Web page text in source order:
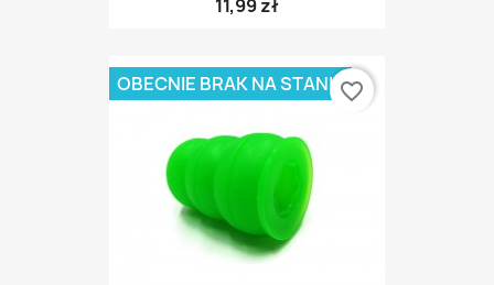
11,99 zł
OBECNIE BRAK NA STANIEfavorite_border